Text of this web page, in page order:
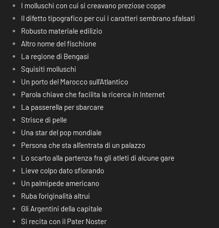
I molluschi con cui si creavano preziose coppe
Il difetto tipografico per cui i caratteri sembrano sfalsati
Robusto materiale edilizio
Altro nome del fischione
La regione di Bengasi
Squisiti molluschi
Un porto del Marocco sull’Atlantico
Parola chiave che facilita la ricerca in Internet
La passerella per sbarcare
Strisce di pelle
Una star del pop mondiale
Persona che sta all’entrata di un palazzo
Lo scarto alla partenza fra gli atleti di alcune gare
Lieve colpo dato sfiorando
Un palmipede americano
Ruba l’originalità altrui
Gli Argentini della capitale
Si recita con il Pater Noster